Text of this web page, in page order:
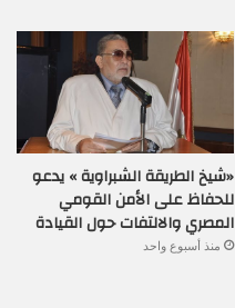
«شيخ الطريقة الشبراوية » يدعو
للحفاظ على الأمن القومي
المصري والالتفات حول القيادة
منذ أسبوع واحد